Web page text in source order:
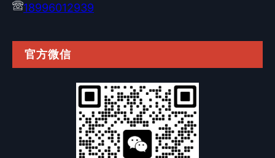
18996012939
官方微信